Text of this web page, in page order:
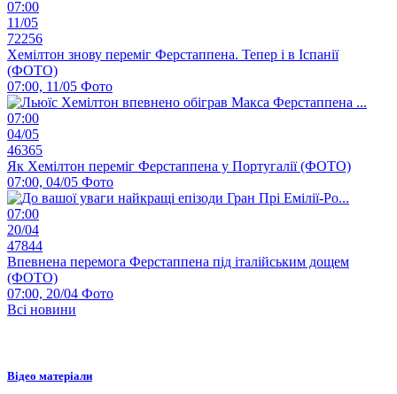
07:00
11/05
72256
Хемілтон знову переміг Ферстаппена. Тепер і в Іспанії
(ФОТО)
07:00, 11/05 Фото
07:00
04/05
46365
Як Хемілтон переміг Ферстаппена у Португалії (ФОТО)
07:00, 04/05 Фото
07:00
20/04
47844
Впевнена перемога Ферстаппена під італійським дощем
(ФОТО)
07:00, 20/04 Фото
Всі новини
Відео матеріали